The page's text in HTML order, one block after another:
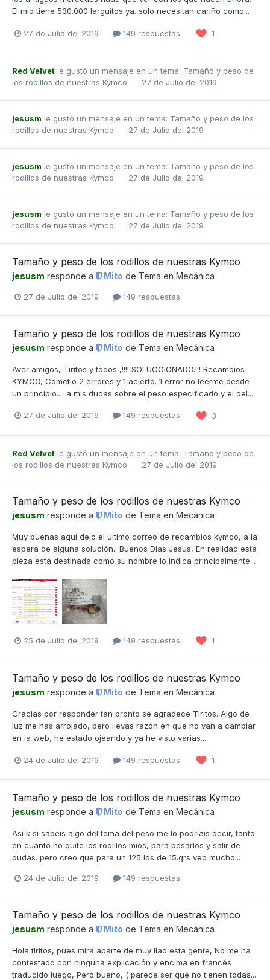
El mio tiene 530.000 larguitos ya. solo necesitan cariño como...
27 de Julio del 2019 149 respuestas 1
Red Velvet le gustó un mensaje en un tema: Tamaño y peso de
los rodillos de nuestras Kymco
27 de Julio del 2019
jesusm le gustó un mensaje en un tema: Tamaño y peso de los
rodillos de nuestras Kymco
27 de Julio del 2019
jesusm le gustó un mensaje en un tema: Tamaño y peso de los
rodillos de nuestras Kymco
27 de Julio del 2019
jesusm le gustó un mensaje en un tema: Tamaño y peso de los
rodillos de nuestras Kymco
27 de Julio del 2019
Tamaño y peso de los rodillos de nuestras Kymco
jesusm responde a Mito de Tema en Mecánica
27 de Julio del 2019 149 respuestas
Tamaño y peso de los rodillos de nuestras Kymco
jesusm responde a Mito de Tema en Mecánica
Aver amigos, Tiritos y todos ,!!!! SOLUCCIONADO.!!! Recambios
KYMCO, Cometio 2 errores y 1 acierto. 1 error no leerme desde
un principio.... a mis dudas sobre el peso especificado y el del...
27 de Julio del 2019 149 respuestas 3
Red Velvet le gustó un mensaje en un tema: Tamaño y peso de
los rodillos de nuestras Kymco
27 de Julio del 2019
Tamaño y peso de los rodillos de nuestras Kymco
jesusm responde a Mito de Tema en Mecánica
Muy buenas aquí dejo el ultimo correo de recambios kymco, a la
espera de alguna solución.: Buenos Dias Jesus, En realidad esta
pieza está destinada como su nombre lo indica principalmente...
25 de Julio del 2019 149 respuestas 1
Tamaño y peso de los rodillos de nuestras Kymco
jesusm responde a Mito de Tema en Mecánica
Gracias por responder tan pronto se agradece Tiritos. Algo de
luz me has arrojado, pero llevas razón en que no van a cambiar
en la web, he estado ojeando y ya he visto varias...
24 de Julio del 2019 149 respuestas 1
Tamaño y peso de los rodillos de nuestras Kymco
jesusm responde a Mito de Tema en Mecánica
Asi k si sabeis algo del tema del peso me lo podríais decir, tanto
en cuanto no quite los rodillos mios, para pesarlos y salir de
dudas. pero creo que para un 125 los de 15.grs veo mucho...
24 de Julio del 2019 149 respuestas
Tamaño y peso de los rodillos de nuestras Kymco
jesusm responde a Mito de Tema en Mecánica
Hola tiritos, pues mira aparte de muy liao esta gente, No me ha
contestado con ninguna explicación y encima en francés
traducido luego, Pero bueno, ( parece ser que no tienen todas...